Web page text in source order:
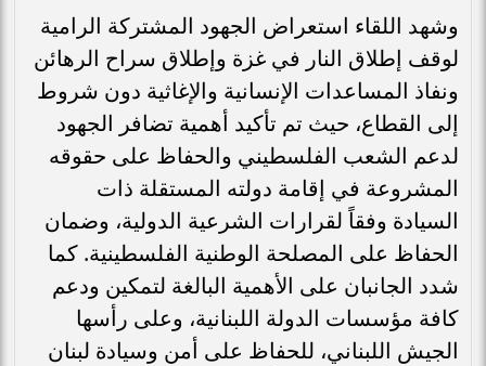
وشهد اللقاء استعراض الجهود المشتركة الرامية
لوقف إطلاق النار في غزة وإطلاق سراح الرهائن
ونفاذ المساعدات الإنسانية والإغاثية دون شروط
إلى القطاع، حيث تم تأكيد أهمية تضافر الجهود
لدعم الشعب الفلسطيني والحفاظ على حقوقه
المشروعة في إقامة دولته المستقلة ذات
السيادة وفقاً لقرارات الشرعية الدولية، وضمان
الحفاظ على المصلحة الوطنية الفلسطينية. كما
شدد الجانبان على الأهمية البالغة لتمكين ودعم
كافة مؤسسات الدولة اللبنانية، وعلى رأسها
الجيش اللبناني، للحفاظ على أمن وسيادة لبنان